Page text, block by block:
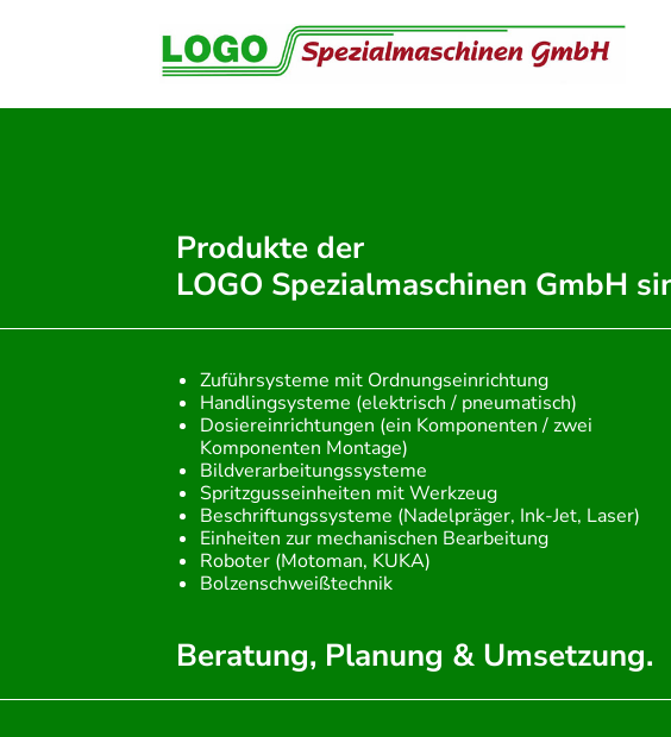
Produkte der
LOGO Spezialmaschinen GmbH
Zuführsysteme mit Ordnungseinrichtung
Handlingsysteme (elektrisch / pneumatisch)
Dosiereinrichtungen (ein Komponenten / zwei
Komponenten Montage)
Bildverarbeitungssysteme
Spritzgusseinheiten mit Werkzeug
Beschriftungssysteme (Nadelpräger, Ink-Jet, Laser)
Einheiten zur mechanischen Bearbeitung
Roboter (Motoman, KUKA)
Bolzenschweißtechnik
Beratung, Planung & Umsetzung.